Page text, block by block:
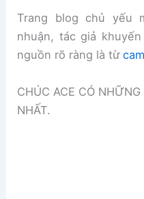
Trang blog chủ yếu
nhuận, tác giả
nguồn rõ ràng là từ
CHÚC ACE CÓ
NHẤT.